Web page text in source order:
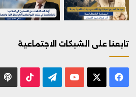
تابعنا على الشبكات الاجتماعية
فيسبوك يوتيوب تيلقرام ‫TikTok